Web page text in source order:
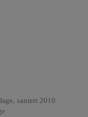
saniert 2010